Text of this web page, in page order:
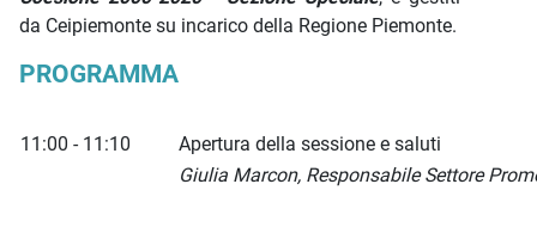
da Ceipiemonte su incarico della Regione Piemonte.
PROGRAMMA
11:00 - 11:10
Apertura della sessione e saluti
Giulia Marcon, Responsabile Settore